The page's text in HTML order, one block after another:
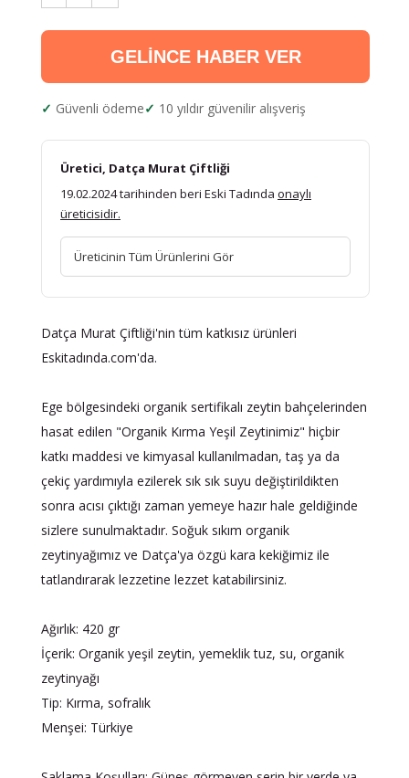
GELİNCE HABER VER
Güvenli ödeme 10 yıldır güvenilir alışveriş
Üretici, Datça Murat Çiftliği
19.02.2024 tarihinden beri Eski Tadında onaylı
üreticisidir.
Üreticinin Tüm Ürünlerini Gör
Datça Murat Çiftliği'nin tüm katkısız ürünleri
Eskitadında.com'da.
Ege bölgesindeki organik sertifikalı zeytin bahçelerinden
hasat edilen "Organik Kırma Yeşil Zeytinimiz" hiçbir
katkı maddesi ve kimyasal kullanılmadan, taş ya da
çekiç yardımıyla ezilerek sık sık suyu değiştirildikten
sonra acısı çıktığı zaman yemeye hazır hale geldiğinde
sizlere sunulmaktadır. Soğuk sıkım organik
zeytinyağımız ve Datça'ya özgü kara kekiğimiz ile
tatlandırarak lezzetine lezzet katabilirsiniz.
Ağırlık: 420 gr
İçerik: Organik yeşil zeytin, yemeklik tuz, su, organik
zeytinyağı
Tip: Kırma, sofralık
Menşei: Türkiye